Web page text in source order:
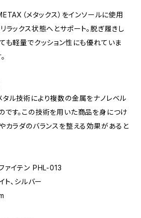
（メタックス）をインソールに使用
ラックス状態へとサポート。脱ぎ履きし
も軽量でクッション性にも優れていま
タル技術により複数の金属をナノレベル
です。この技術を用いた商品を身につけ
カラダのバランスを整える効果があると
ァイテン PHL-013
ト、シルバー